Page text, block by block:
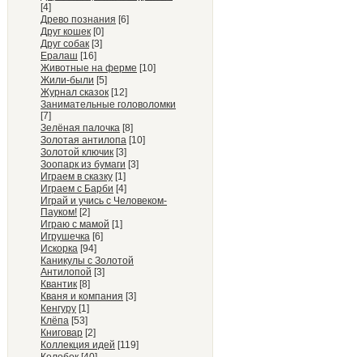
[4]
Древо познания [6]
Друг кошек [0]
Друг собак [3]
Ералаш [16]
Животные на ферме [10]
Жили-были [5]
Журнал сказок [12]
Занимательные головоломки
[7]
Зелёная палочка [8]
Золотая антилопа [10]
Золотой ключик [3]
Зоопарк из бумаги [3]
Играем в сказку [1]
Играем с Барби [4]
Играй и учись с Человеком-
Пауком! [2]
Играю с мамой [1]
Игрушечка [6]
Искорка [94]
Каникулы с Золотой
Антилопой [3]
Квантик [8]
Кваня и компания [3]
Кенгуру [1]
Клёпа [53]
Книговар [2]
Коллекция идей [119]